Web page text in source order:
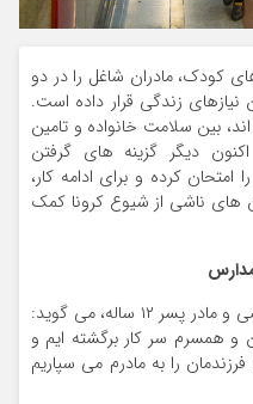
کودک، مادران شاغل را در دو
زندگی قرار داده است.
بین سلامت خانواده و تامین
اکنون دیگر گزینه های گرفتن
کرده و برای ادامه کار،
های ناشی از شیوع کرونا کمک
خانم مرادی کارمند یک شرکت خصوصی و مادر پسر ۱۲ ساله، می گوید:
همسرم سر کار برگشته ایم و
را به مادرم می سپاریم